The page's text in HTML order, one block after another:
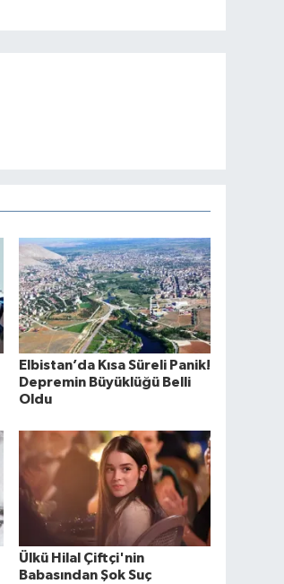
Elbistan’da Kısa Süreli Panik!
Depremin Büyüklüğü Belli
Oldu
Ülkü Hilal Çiftçi'nin
Babasından Şok Suç